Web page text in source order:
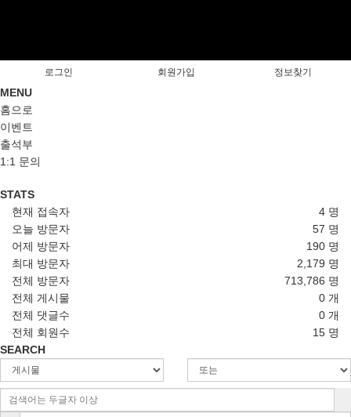
로그인 회원가입 정보찾기
MENU
홈으로
이벤트
출석부
1:1 문의
STATS
4 명
현재 접속자
57 명
오늘 방문자
190 명
어제 방문자
2,179 명
최대 방문자
713,786 명
전체 방문자
0 개
전체 게시물
0 개
전체 댓글수
15 명
전체 회원수
SEARCH